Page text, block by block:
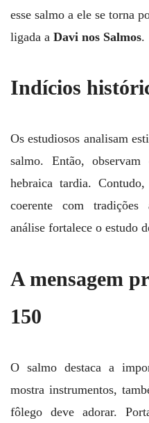
esse salmo a ele se torna
ligada a Davi nos Salmos.
Indícios
Os estudiosos analisam
salmo. Então,
hebraica tardia.
coerente com tradições
análise fortalece o estudo
A mensagem
150
O salmo destaca a
mostra instrumentos,
fôlego deve adorar.